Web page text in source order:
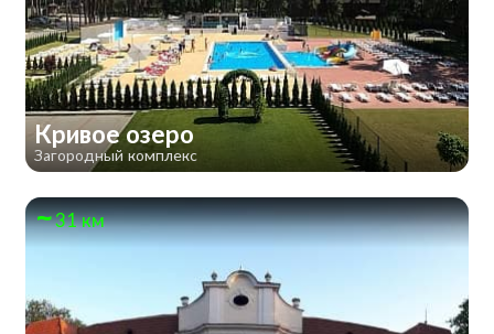
Кривое озеро
Загородный комплекс
31 км